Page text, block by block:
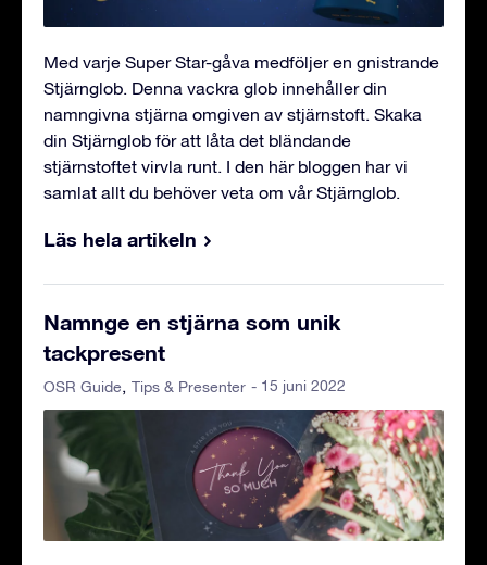
Med varje Super Star-gåva medföljer en gnistrande
Stjärnglob. Denna vackra glob innehåller din
namngivna stjärna omgiven av stjärnstoft. Skaka
din Stjärnglob för att låta det bländande
stjärnstoftet virvla runt. I den här bloggen har vi
samlat allt du behöver veta om vår Stjärnglob.
Läs hela artikeln
Namnge en stjärna som unik
tackpresent
OSR Guide Tips & Presenter - 15 juni 2022